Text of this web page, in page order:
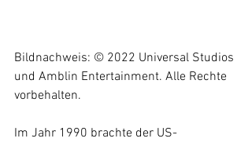
Bildnachweis: © 2022 Universal Studios
und Amblin Entertainment. Alle Rechte
vorbehalten.
Im Jahr 1990 brachte der US-